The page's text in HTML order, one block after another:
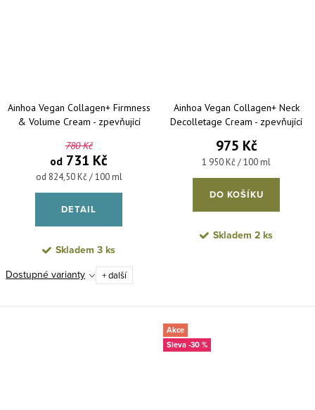
Ainhoa Vegan Collagen+ Firmness
& Volume Cream - zpevňující
780 Kč
od 731 Kč
Měrná cena:
od 824,50 Kč / 100 ml
DETAIL
Skladem 3 ks
Dostupné varianty + další
Ainhoa Vegan Collagen+ Neck
Decolletage Cream - zpevňující
975 Kč
Měrná cena:
1 950 Kč / 100 ml
DO KOŠÍKU
Skladem 2 ks
Akce
-30 %